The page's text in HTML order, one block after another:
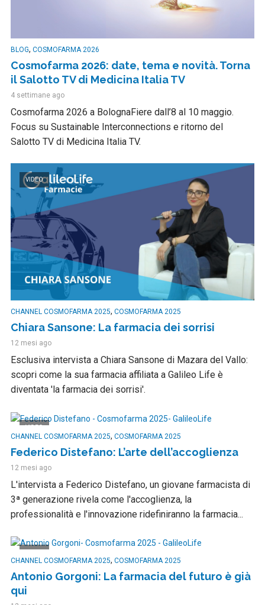
BLOG, COSMOFARMA 2026
Cosmofarma 2026: date, tema e novità. Torna
il Salotto TV di Medicina Italia TV
4 settimane ago
Cosmofarma 2026 a BolognaFiere dall’8 al 10 maggio.
Focus su Sustainable Interconnections e ritorno del
Salotto TV di Medicina Italia TV.
VIDEO
CHANNEL COSMOFARMA 2025, COSMOFARMA 2025
Chiara Sansone: La farmacia dei sorrisi
12 mesi ago
Esclusiva intervista a Chiara Sansone di Mazara del Vallo:
scopri come la sua farmacia affiliata a Galileo Life è
diventata 'la farmacia dei sorrisi'.
VIDEO
CHANNEL COSMOFARMA 2025, COSMOFARMA 2025
Federico Distefano: L’arte dell’accoglienza
12 mesi ago
L'intervista a Federico Distefano, un giovane farmacista di
3ª generazione rivela come l'accoglienza, la
professionalità e l'innovazione ridefiniranno la farmacia...
CHANNEL COSMOFARMA 2025, COSMOFARMA 2025
Antonio Gorgoni: La farmacia del futuro è già
qui